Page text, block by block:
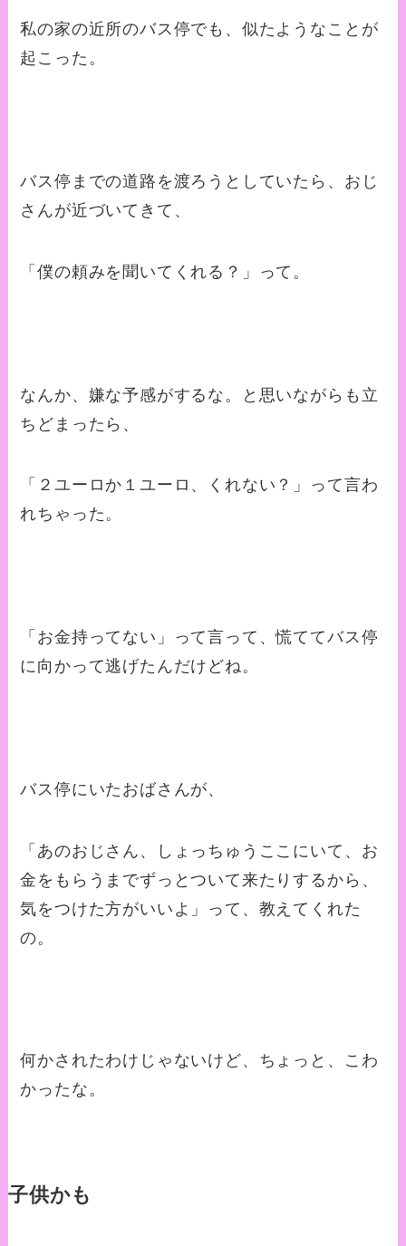
私の家の近所のバス停でも、似たようなことが
起こった。
バス停までの道路を渡ろうとしていたら、おじ
さんが近づいてきて、
「僕の頼みを聞いてくれる？」って。
なんか、嫌な予感がするな。と思いながらも立
ちどまったら、
「２ユーロか１ユーロ、くれない？」って言わ
れちゃった。
「お金持ってない」って言って、慌ててバス停
に向かって逃げたんだけどね。
バス停にいたおばさんが、
「あのおじさん、しょっちゅうここにいて、お
金をもらうまでずっとついて来たりするから、
気をつけた方がいいよ」って、教えてくれた
の。
何かされたわけじゃないけど、ちょっと、こわ
かったな。
子供かも